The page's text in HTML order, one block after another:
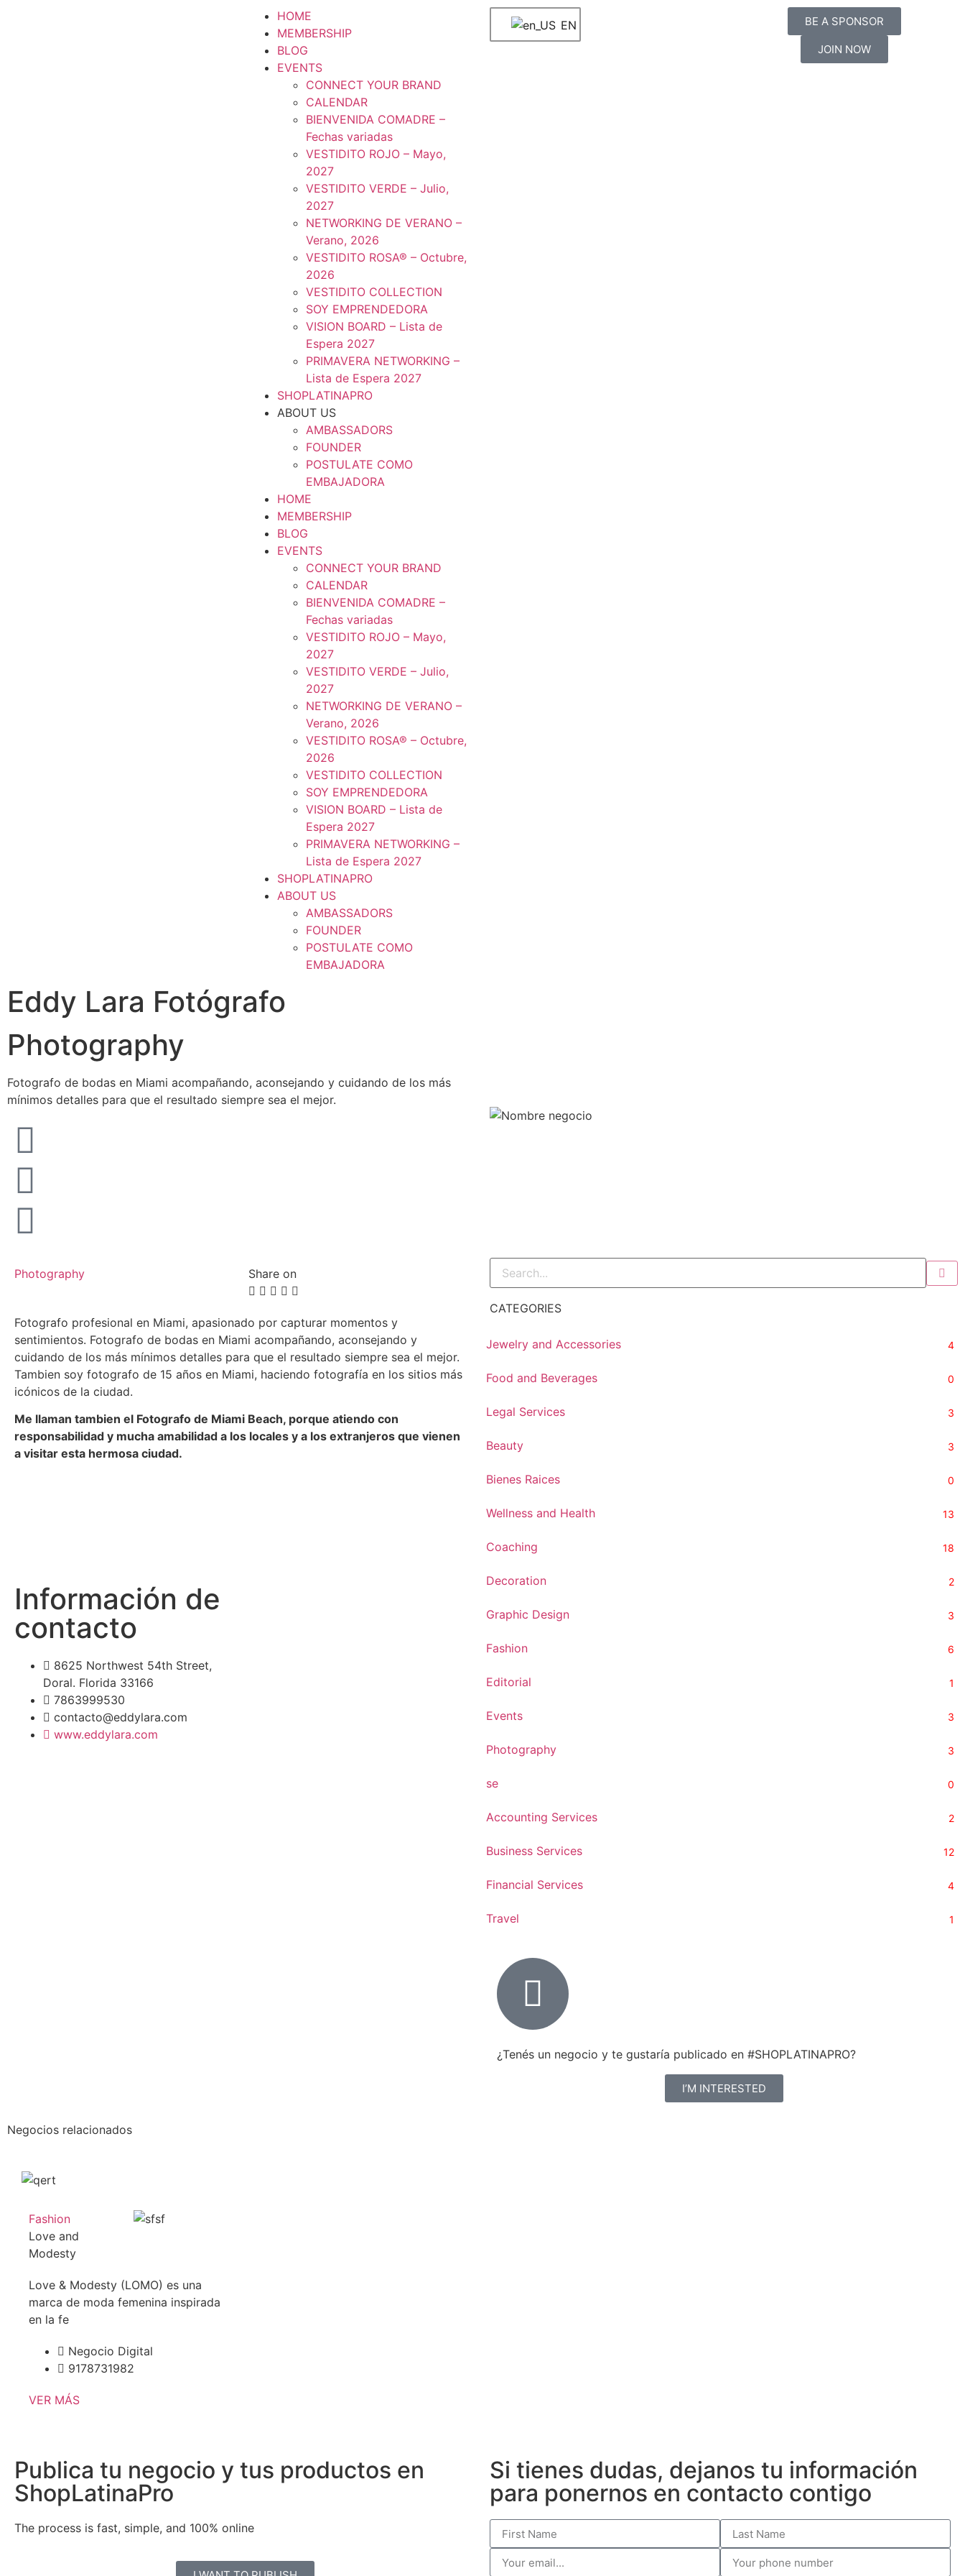
HOME
MEMBERSHIP
BLOG
EVENTS
CONNECT YOUR BRAND
CALENDAR
BIENVENIDA COMADRE –
Fechas variadas
VESTIDITO ROJO – Mayo,
2027
VESTIDITO VERDE – Julio,
2027
NETWORKING DE VERANO –
Verano, 2026
VESTIDITO ROSA® – Octubre,
2026
VESTIDITO COLLECTION
SOY EMPRENDEDORA
VISION BOARD – Lista de
Espera 2027
PRIMAVERA NETWORKING –
Lista de Espera 2027
SHOPLATINAPRO
ABOUT US
AMBASSADORS
FOUNDER
POSTULATE COMO
EMBAJADORA
HOME
MEMBERSHIP
BLOG
EVENTS
CONNECT YOUR BRAND
CALENDAR
BIENVENIDA COMADRE –
Fechas variadas
VESTIDITO ROJO – Mayo,
2027
VESTIDITO VERDE – Julio,
2027
NETWORKING DE VERANO –
Verano, 2026
VESTIDITO ROSA® – Octubre,
2026
VESTIDITO COLLECTION
SOY EMPRENDEDORA
VISION BOARD – Lista de
Espera 2027
PRIMAVERA NETWORKING –
Lista de Espera 2027
SHOPLATINAPRO
ABOUT US
AMBASSADORS
FOUNDER
POSTULATE COMO
EMBAJADORA
EN BE A SPONSOR
JOIN NOW
Eddy Lara Fotógrafo
Photography
Fotografo de bodas en Miami acompañando, aconsejando y cuidando de los más
mínimos detalles para que el resultado siempre sea el mejor.
Photography Share on
Fotografo profesional en Miami, apasionado por capturar momentos y
sentimientos. Fotografo de bodas en Miami acompañando, aconsejando y
cuidando de los más mínimos detalles para que el resultado siempre sea el mejor.
Tambien soy fotografo de 15 años en Miami, haciendo fotografía en los sitios más
icónicos de la ciudad.
Me llaman tambien el Fotografo de Miami Beach, porque atiendo con
responsabilidad y mucha amabilidad a los locales y a los extranjeros que vienen
a visitar esta hermosa ciudad.
Información de
contacto
8625 Northwest 54th Street,
Doral. Florida 33166
7863999530
contacto@eddylara.com
www.eddylara.com
CATEGORIES
Jewelry and Accessories 4
Food and Beverages 0
Legal Services 3
Beauty 3
Bienes Raices 0
Wellness and Health 13
Coaching 18
Decoration 2
Graphic Design 3
Fashion 6
Editorial 1
Events 3
Photography 3
se 0
Accounting Services 2
Business Services 12
Financial Services 4
Travel 1
¿Tenés un negocio y te gustaría publicado en #SHOPLATINAPRO?
I’M INTERESTED
Negocios relacionados
Fashion
Love and
Modesty
Love & Modesty (LOMO) es una
marca de moda femenina inspirada
en la fe
Negocio Digital
9178731982
VER MÁS
Publica tu negocio y tus productos en
ShopLatinaPro
The process is fast, simple, and 100% online
Si tienes dudas, dejanos tu información
para ponernos en contacto contigo